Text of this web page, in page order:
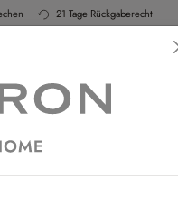
21 Tage Rückgaberecht